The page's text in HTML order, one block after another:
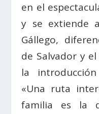
en el
y se extiende
Gállego,
de Salvador y
la
«Una ruta
familia es la